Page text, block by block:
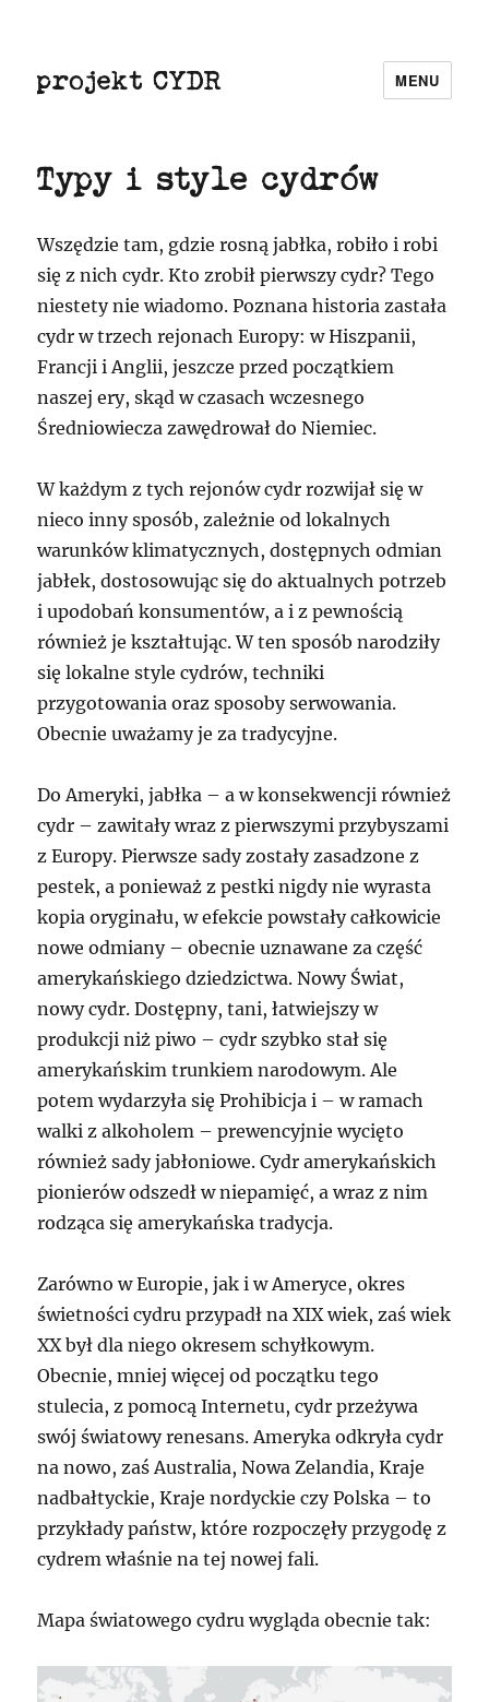
projekt CYDR MENU
Typy i style cydrów
Wszędzie tam, gdzie rosną jabłka, robiło i robi
się z nich cydr. Kto zrobił pierwszy cydr? Tego
niestety nie wiadomo. Poznana historia zastała
cydr w trzech rejonach Europy: w Hiszpanii,
Francji i Anglii, jeszcze przed początkiem
naszej ery, skąd w czasach wczesnego
Średniowiecza zawędrował do Niemiec.
W każdym z tych rejonów cydr rozwijał się w
nieco inny sposób, zależnie od lokalnych
warunków klimatycznych, dostępnych odmian
jabłek, dostosowując się do aktualnych potrzeb
i upodobań konsumentów, a i z pewnością
również je kształtując. W ten sposób narodziły
się lokalne style cydrów, techniki
przygotowania oraz sposoby serwowania.
Obecnie uważamy je za tradycyjne.
Do Ameryki, jabłka – a w konsekwencji również
cydr – zawitały wraz z pierwszymi przybyszami
z Europy. Pierwsze sady zostały zasadzone z
pestek, a ponieważ z pestki nigdy nie wyrasta
kopia oryginału, w efekcie powstały całkowicie
nowe odmiany – obecnie uznawane za część
amerykańskiego dziedzictwa. Nowy Świat,
nowy cydr. Dostępny, tani, łatwiejszy w
produkcji niż piwo – cydr szybko stał się
amerykańskim trunkiem narodowym. Ale
potem wydarzyła się Prohibicja i – w ramach
walki z alkoholem – prewencyjnie wycięto
również sady jabłoniowe. Cydr amerykańskich
pionierów odszedł w niepamięć, a wraz z nim
rodząca się amerykańska tradycja.
Zarówno w Europie, jak i w Ameryce, okres
świetności cydru przypadł na XIX wiek, zaś wiek
XX był dla niego okresem schyłkowym.
Obecnie, mniej więcej od początku tego
stulecia, z pomocą Internetu, cydr przeżywa
swój światowy renesans. Ameryka odkryła cydr
na nowo, zaś Australia, Nowa Zelandia, Kraje
nadbałtyckie, Kraje nordyckie czy Polska – to
przykłady państw, które rozpoczęły przygodę z
cydrem właśnie na tej nowej fali.
Mapa światowego cydru wygląda obecnie tak: